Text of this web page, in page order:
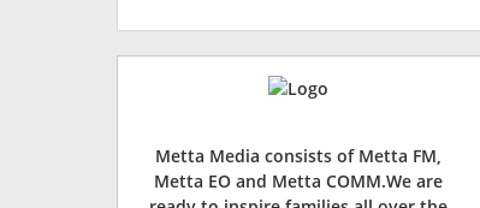
Metta Media consists of Metta FM,
Metta EO and Metta COMM.We are